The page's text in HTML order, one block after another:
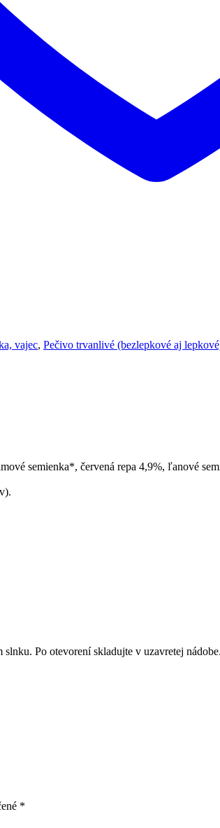
vajec, Pečivo trvanlivé (bezlepkové aj
semienka*, červená repa 4,9%, ľanové
Po otevorení skladujte v uzavretej nádobe.
*